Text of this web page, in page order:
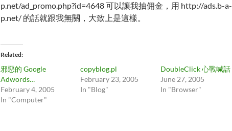
p.net/ad_promo.php?id=4648 可以讓我抽佣金，用 http://ads.b-a-
p.net/ 的話就跟我無關，大致上是這樣。
Related
邪惡的 Google
Adwords…
February 4, 2005
In "Computer"
copyblog.pl
February 23, 2005
In "Blog"
DoubleClick 心戰喊話
June 27, 2005
In "Browser"